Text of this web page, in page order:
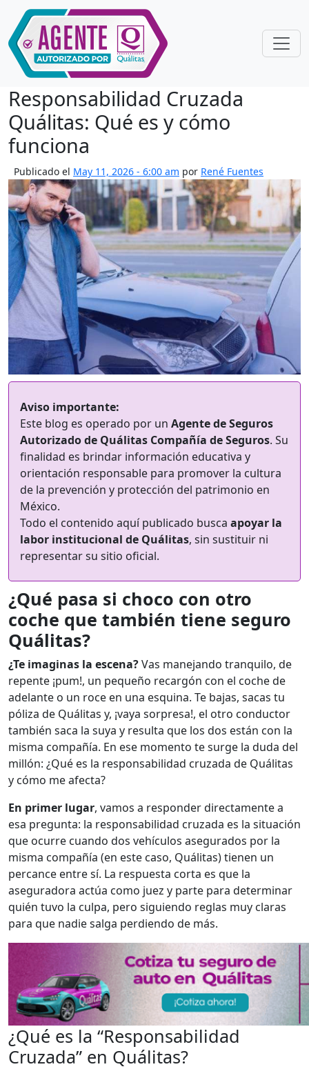
Skip to main content
Responsabilidad Cruzada
Quálitas: Qué es y cómo
funciona
Publicado el May 11, 2026 - 6:00 am por René Fuentes
Aviso importante:
Este blog es operado por un Agente de Seguros
Autorizado de Quálitas Compañía de Seguros. Su
finalidad es brindar información educativa y
orientación responsable para promover la cultura
de la prevención y protección del patrimonio en
México.
Todo el contenido aquí publicado busca apoyar la
labor institucional de Quálitas, sin sustituir ni
representar su sitio oficial.
¿Qué pasa si choco con otro
coche que también tiene seguro
Quálitas?
¿Te imaginas la escena?Vas manejando tranquilo, de
repente ¡pum!, un pequeño recargón con el coche de
adelante o un roce en una esquina. Te bajas, sacas tu
póliza de Quálitas y, ¡vaya sorpresa!, el otro conductor
también saca la suya y resulta que los dos están con la
misma compañía. En ese momento te surge la duda del
millón: ¿Qué es la responsabilidad cruzada de Quálitas
y cómo me afecta?
En primer lugar, vamos a responder directamente a
esa pregunta: la responsabilidad cruzada es la situación
que ocurre cuando dos vehículos asegurados por la
misma compañía (en este caso, Quálitas) tienen un
percance entre sí. La respuesta corta es que la
aseguradora actúa como juez y parte para determinar
quién tuvo la culpa, pero siguiendo reglas muy claras
para que nadie salga perdiendo de más.
¿Qué es la “Responsabilidad
Cruzada” en Quálitas?